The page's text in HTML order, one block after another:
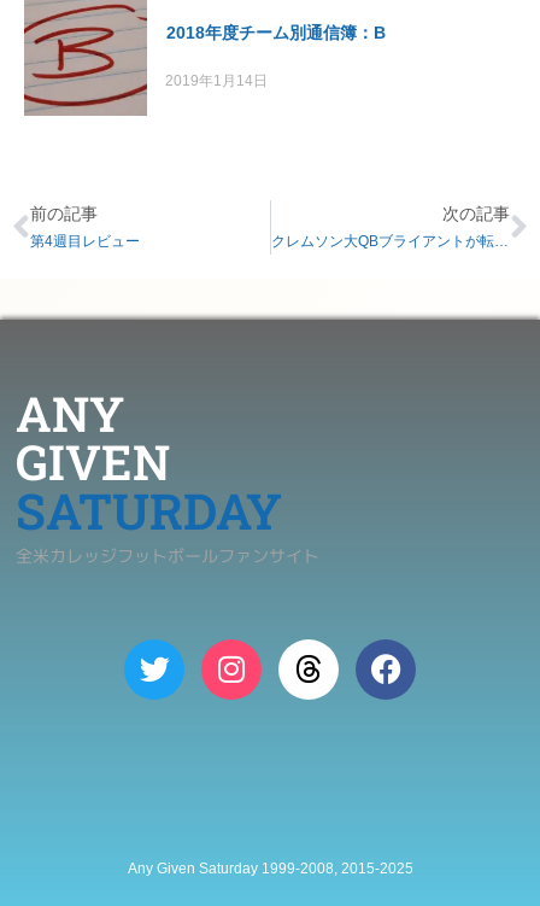
2018年度チーム別通信簿：B
2019年1月14日
前の記事
第4週目レビュー
次の記事
クレムソン大QBブライアントが転校へ
ANY
GIVEN
SATURDAY
全米カレッジフットボールファンサイト
Any Given Saturday 1999-2008, 2015-2025